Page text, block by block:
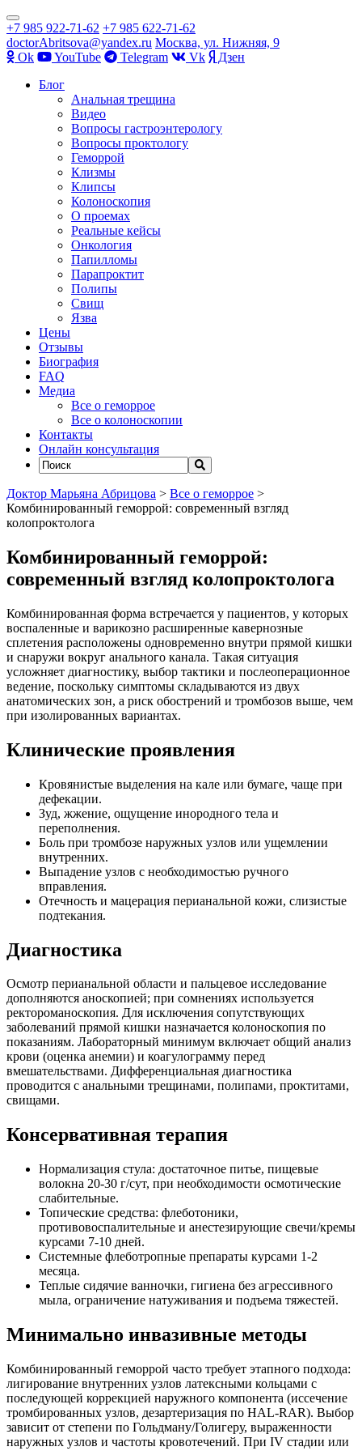
Показать/
Скрыть
навигацию
+7 985 922-71-62 +7 985 622-71-62
doctorAbritsova@yandex.ru Москва, ул. Нижняя, 9
Оk
YouTube Telegram Vk
Дзен
Перейти
содержимому
Блог
Анальная трещина
Видео
Вопросы гастроэнтерологу
Вопросы проктологу
Геморрой
Клизмы
Клипсы
Колоноскопия
О проемах
Реальные кейсы
Онкология
Папилломы
Парапроктит
Полипы
Свищ
Язва
Цены
Отзывы
Биография
FAQ
Медиа
Все о геморрое
Все о колоноскопии
Контакты
Онлайн консультация
Доктор Марьяна Абрицова > Все о геморрое >
Комбинированный геморрой: современный взгляд
колопроктолога
Комбинированный геморрой:
современный взгляд колопроктолога
Комбинированная форма встречается у пациентов, у которых
воспаленные и варикозно расширенные кавернозные
сплетения расположены одновременно внутри прямой кишки
и снаружи вокруг анального канала. Такая ситуация
усложняет диагностику, выбор тактики и послеоперационное
ведение, поскольку симптомы складываются из двух
анатомических зон, а риск обострений и тромбозов выше, чем
при изолированных вариантах.
Клинические проявления
Кровянистые выделения на кале или бумаге, чаще при
дефекации.
Зуд, жжение, ощущение инородного тела и
переполнения.
Боль при тромбозе наружных узлов или ущемлении
внутренних.
Выпадение узлов с необходимостью ручного
вправления.
Отечность и мацерация перианальной кожи, слизистые
подтекания.
Диагностика
Осмотр перианальной области и пальцевое исследование
дополняются аноскопией; при сомнениях используется
ректороманоскопия. Для исключения сопутствующих
заболеваний прямой кишки назначается колоноскопия по
показаниям. Лабораторный минимум включает общий анализ
крови (оценка анемии) и коагулограмму перед
вмешательствами. Дифференциальная диагностика
проводится с анальными трещинами, полипами, проктитами,
свищами.
Консервативная терапия
Нормализация стула: достаточное питье, пищевые
волокна 20-30 г/сут, при необходимости осмотические
слабительные.
Топические средства: флеботоники,
противовоспалительные и анестезирующие свечи/кремы
курсами 7-10 дней.
Системные флеботропные препараты курсами 1-2
месяца.
Теплые сидячие ванночки, гигиена без агрессивного
мыла, ограничение натуживания и подъема тяжестей.
Минимально инвазивные методы
Комбинированный геморрой часто требует этапного подхода:
лигирование внутренних узлов латексными кольцами с
последующей коррекцией наружного компонента (иссечение
тромбированных узлов, дезартеризация по HAL-RAR). Выбор
зависит от степени по Гольдману/Голигеру, выраженности
наружных узлов и частоты кровотечений. При IV стадии или